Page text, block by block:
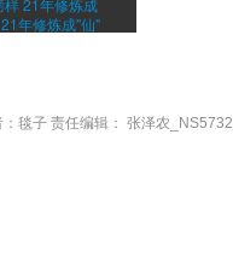
年修炼成"仙"
毯子 责任编辑： 张泽农_NS5732